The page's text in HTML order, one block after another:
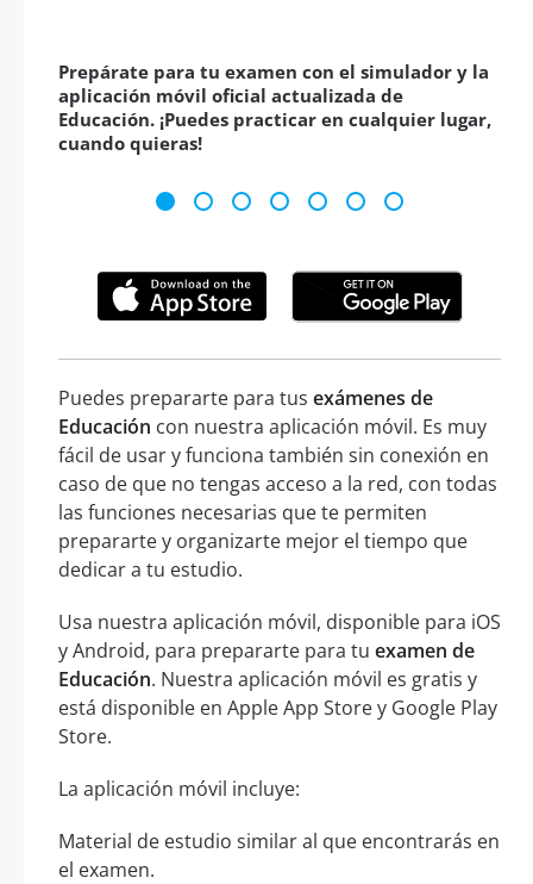
Prepárate para tu examen con el simulador y la
aplicación móvil oficial actualizada de
Educación. ¡Puedes practicar en cualquier lugar,
cuando quieras!
Puedes prepararte para tus exámenes de
Educación con nuestra aplicación móvil. Es muy
fácil de usar y funciona también sin conexión en
caso de que no tengas acceso a la red, con todas
las funciones necesarias que te permiten
prepararte y organizarte mejor el tiempo que
dedicar a tu estudio.
Usa nuestra aplicación móvil, disponible para iOS
y Android, para prepararte para tu examen de
Educación. Nuestra aplicación móvil es gratis y
está disponible en Apple App Store y Google Play
Store.
La aplicación móvil incluye:
Material de estudio similar al que encontrarás en
el examen.